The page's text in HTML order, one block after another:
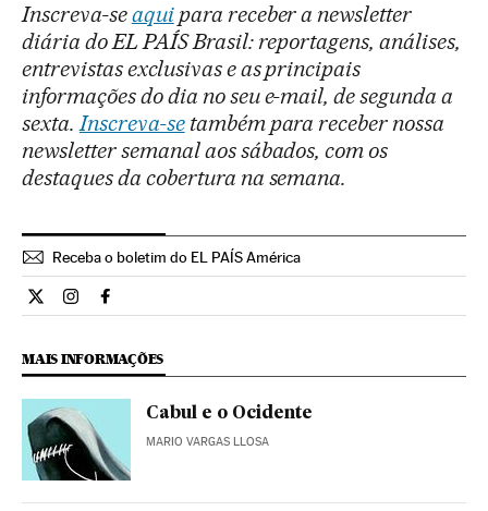
Inscreva-seaquipara receber a newsletter
diária do EL PAÍS Brasil: reportagens, análises,
entrevistas exclusivas e as principais
informações do dia no seu e-mail, de segunda a
sexta.Inscreva-setambém para receber nossa
newsletter semanal aos sábados, com os
destaques da cobertura na semana.
Receba o boletim do EL PAÍS América
Opiniao El País Brasil en Twitter
Opiniao El País Brasil en Instagram
Opiniao El País Brasil en Facebook
MAIS INFORMAÇÕES
Cabul e o Ocidente
MARIO VARGAS LLOSA